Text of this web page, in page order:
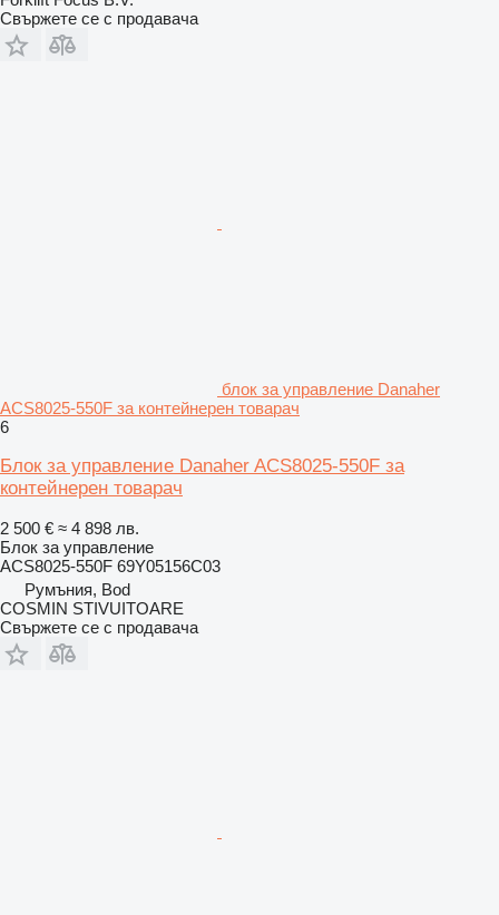
Свържете се с продавача
блок за управление Danaher
ACS8025-550F за контейнерен товарач
6
Блок за управление Danaher ACS8025-550F за
контейнерен товарач
2 500 € ≈ 4 898 лв.
Блок за управление
ACS8025-550F 69Y05156C03
Румъния, Bod
COSMIN STIVUITOARE
Свържете се с продавача